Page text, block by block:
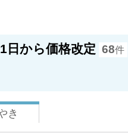
日から価格改定 68件
き